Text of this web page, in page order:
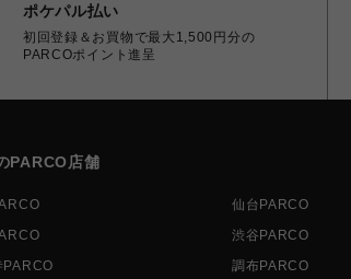
ポケパル払い
初回登録＆お買物で最大1,500円分の
PARCOポイント進呈
PARCO店舗
仙台PARCO
渋谷PARCO
PARCO
調布PARCO